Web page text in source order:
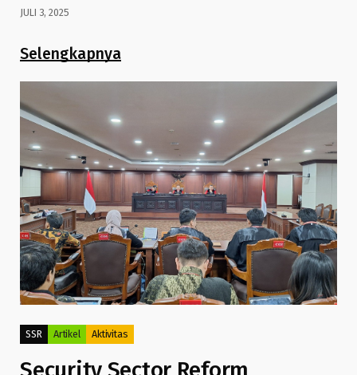
JULI 3, 2025
Selengkapnya
SSR Artikel Aktivitas